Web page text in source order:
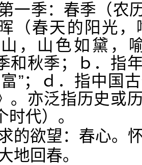
一季：春季（农
（春天的阳光
山，山色如黛，
和秋季；ｂ．指
”；ｄ．指中国
。亦泛指历史或
时代）。
的欲望：春心。
地回春。